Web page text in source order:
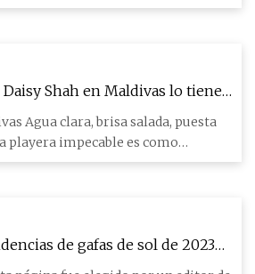
Daisy Shah en Maldivas lo tienen
tropical, gafas de sol modernas
Agua clara, brisa salada, puesta
playera impecable es como
de gafas de sol de 2023
el próximo año